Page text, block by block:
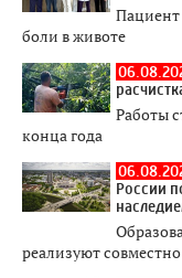
Пациент
боли в животе
Работы
конца года
России
реализуют